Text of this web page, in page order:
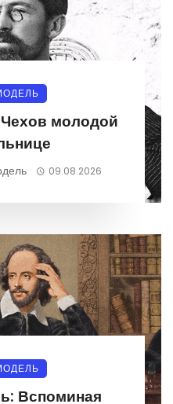
молодой
09.08.2026
Вспоминая